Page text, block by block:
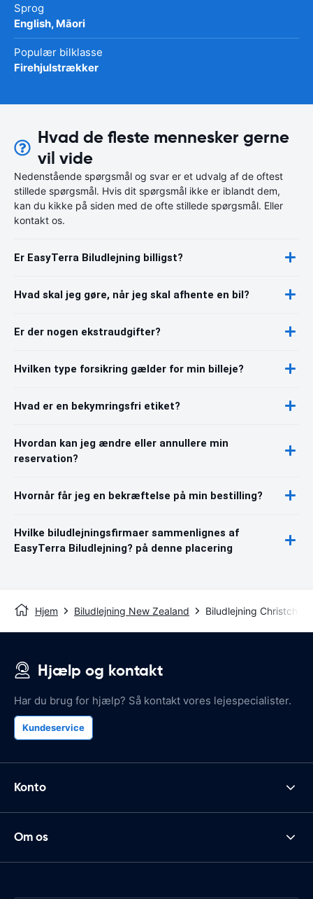
Sprog
English, Māori
Populær bilklasse
Firehjulstrækker
Hvad de fleste mennesker gerne
vil vide
Nedenstående spørgsmål og svar er et udvalg af de oftest
stillede spørgsmål. Hvis dit spørgsmål ikke er iblandt dem,
kan du kikke på siden med de ofte stillede spørgsmål. Eller
kontakt os.
Er EasyTerra Biludlejning billigst?
Hvad skal jeg gøre, når jeg skal afhente en bil?
Er der nogen ekstraudgifter?
Hvilken type forsikring gælder for min billeje?
Hvad er en bekymringsfri etiket?
Hvordan kan jeg ændre eller annullere min
reservation?
Hvornår får jeg en bekræftelse på min bestilling?
Hvilke biludlejningsfirmaer sammenlignes af
EasyTerra Biludlejning? på denne placering
Hjem Biludlejning New Zealand Biludlejning
Hjælp og kontakt
Har du brug for hjælp? Så kontakt vores lejespecialister.
Kundeservice
Konto
Om os